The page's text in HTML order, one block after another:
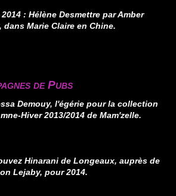
: Hélène Desmettre par Amber
dans Marie Claire en Chine.
de Pubs
Demouy, l'égérie pour la collection
Hiver 2013/2014 de Mam'zelle.
Hinarani de Longeaux, auprès de
Lejaby, pour 2014.